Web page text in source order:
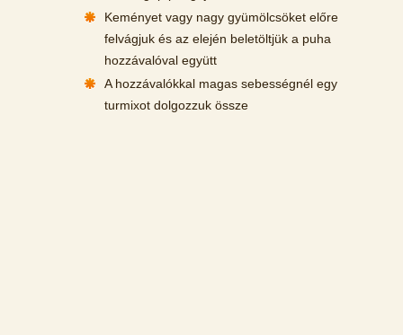
Keményet vagy nagy gyümölcsöket előre
felvágjuk és az elején beletöltjük a puha
hozzávalóval együtt
A hozzávalókkal magas sebességnél egy
turmixot dolgozzuk össze